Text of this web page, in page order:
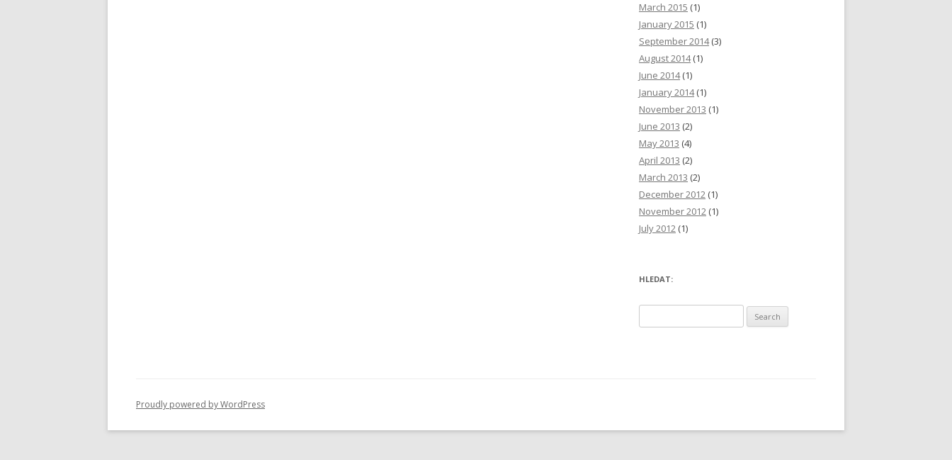
March 2015 (1)
January 2015 (1)
September 2014(3)
August 2014(1)
June 2014(1)
January 2014(1)
November 2013 (1)
June 2013 (2)
May 2013 (4)
April 2013 (2)
March 2013 (2)
December 2012 (1)
November 2012 (1)
July 2012 (1)
HLEDAT:
e
o
Proudly powered by WordPress